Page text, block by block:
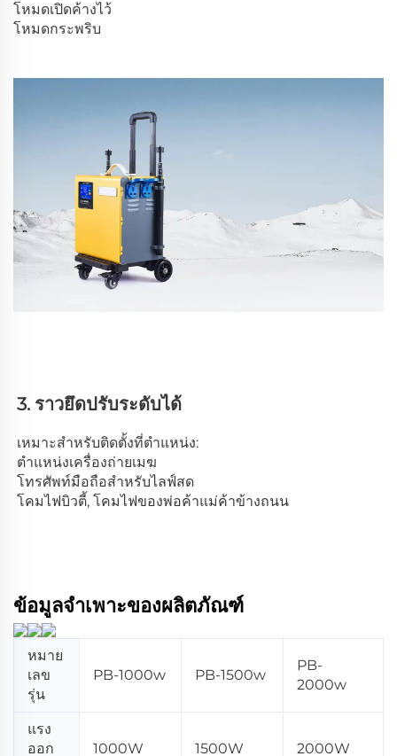
โหมดเปิดค้างไว้
โหมดกระพริบ
3. ราวยึดปรับระดับได้
เหมาะสำหรับติดตั้งที่ตำแหน่ง:
ตำแหน่งเครื่องถ่ายเมฆ
โทรศัพท์มือถือสำหรับไลฟ์สด
โคมไฟบิวตี้, โคมไฟของพ่อค้าแม่ค้าข้างถนน
ข้อมูลจำเพาะของผลิตภัณฑ์
หมาย
เลข
รุ่น
PB-1000w PB-1500w
PB-
2000w
แรง
ออก
1000W 1500W 2000W